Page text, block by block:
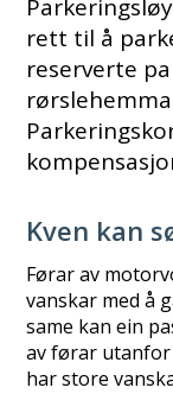
rett til å
reserverte
Kven kan
Førar av
vanskar med å
same kan ein
av førar
har store